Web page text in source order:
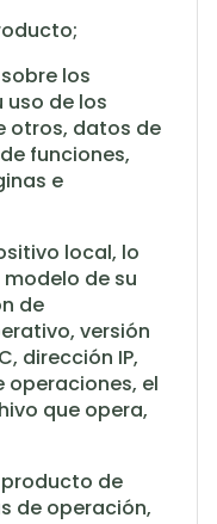
los
de los
otros, datos de
funciones,
e
local, lo
de su
de
versión
dirección IP,
el
que opera,
de
de operación,